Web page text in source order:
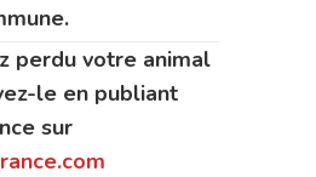
perdu votre animal
le en publiant
sur